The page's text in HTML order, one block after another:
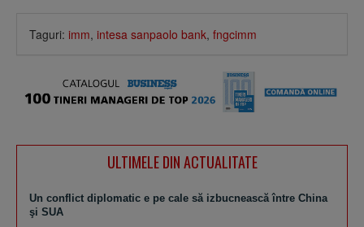
Taguri: imm, intesa sanpaolo bank, fngcimm
ULTIMELE DIN ACTUALITATE
Un conflict diplomatic e pe cale să izbucnească între China
şi SUA